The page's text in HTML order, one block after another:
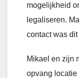
mogelijkheid
legaliseren.
contact was
Mikael en zijn
opvang locatie